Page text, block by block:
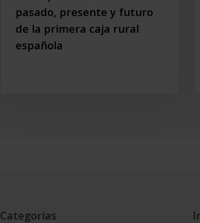
pasado,
pasado, presente y futuro
de la primera caja rural
española
Categorías